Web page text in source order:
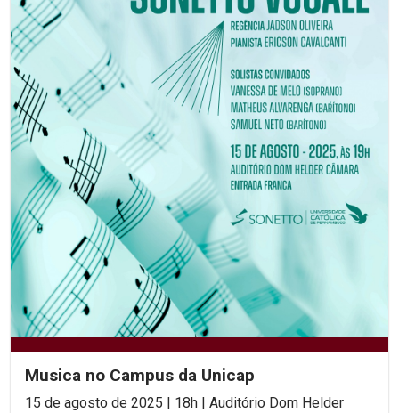
Musica no Campus da Unicap
15 de agosto de 2025 | 18h | Auditório Dom Helder